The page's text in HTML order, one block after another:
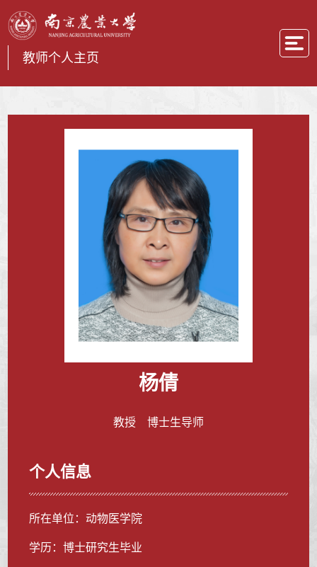
教师个人主页
杨倩
教授 博士生导师
个人信息
所在单位：动物医学院
学历：博士研究生毕业